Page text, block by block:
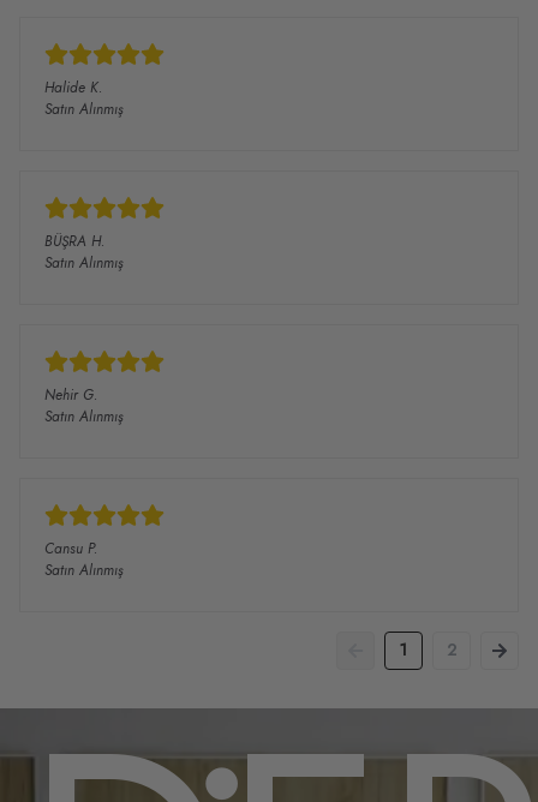
Halide K.
Satın Alınmış
BÜŞRA H.
Satın Alınmış
Nehir G.
Satın Alınmış
Cansu P.
Satın Alınmış
1 2